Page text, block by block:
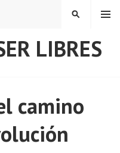
LIBRES
MENÚ
BUSCAR
camino